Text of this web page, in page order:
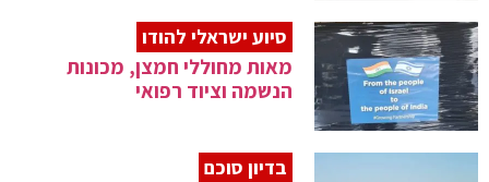
סיוע ישראלי להודו
מאות מחוללי חמצן, מכונות
הנשמה וציוד רפואי
בדיון סוכם